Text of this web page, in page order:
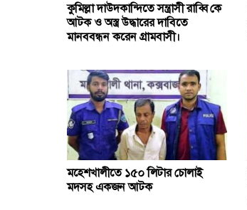
কুমিল্লা দাউদকান্দিতে সন্ত্রাসী রাব্বি কে
আটক ও অস্ত্র উদ্ধারের দাবিতে
মানববন্ধন করেন গ্রামবাসী।
মহেশখালীতে ১৫০ লিটার চোলাই
মদসহ একজন আটক